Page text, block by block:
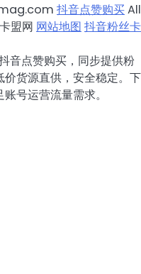
抖音点赞购买All
卡盟网 网站地图 抖音粉丝卡
音点赞购买，同步提供粉
货源直供，安全稳定。下
号运营流量需求。